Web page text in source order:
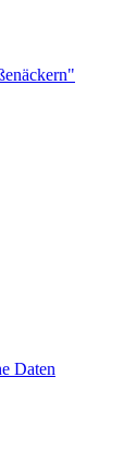
Daten